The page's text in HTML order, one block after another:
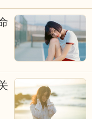
老式挂历、老
择日吉凶宜忌
便的网友，不
数人来说是吉
合适。因此，